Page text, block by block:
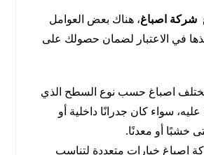
شركة اصباغ، هناك بعض العوامل
في الاعتبار لضمان حصولك على
اصباغ حسب نوع السطح الذي
سواء كان جدرانًا داخلية أو
خشبًا أو معدنًا.
اصباغ خيارات متعددة لتناسب